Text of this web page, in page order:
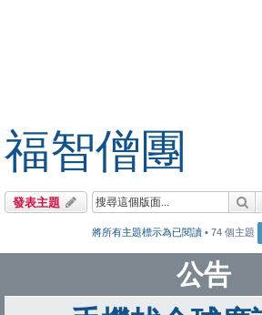
福智僧團
發表主題
將所有主題標示為已閱讀 • 74 個主題
公告